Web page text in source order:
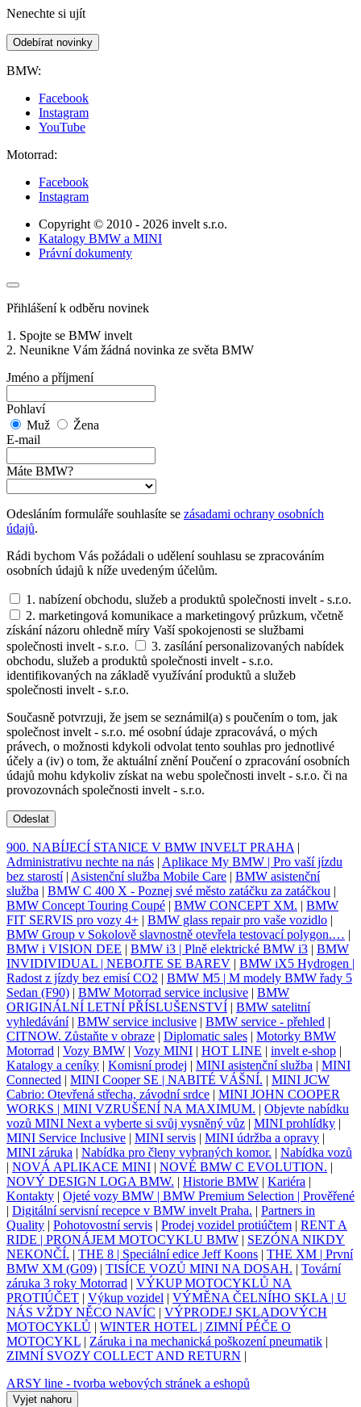
Nenechte si ujít
Odebírat novinky
BMW:
Facebook
Instagram
YouTube
Motorrad:
Facebook
Instagram
Copyright © 2010 - 2026 invelt s.r.o.
Katalogy BMW a MINI
Právní dokumenty
Přihlášení k odběru novinek
1. Spojte se BMW invelt
2. Neunikne Vám žádná novinka ze světa BMW
Jméno a příjmení
Pohlaví
Muž
Žena
E-mail
Máte BMW?
Odesláním formuláře souhlasíte se zásadami ochrany osobních
údajů.
Rádi bychom Vás požádali o udělení souhlasu se zpracováním
osobních údajů k níže uvedeným účelům.
1. nabízení obchodu, služeb a produktů společnosti invelt - s.r.o.
2. marketingová komunikace a marketingový průzkum, včetně
získání názoru ohledně míry Vaší spokojenosti se službami
společnosti invelt - s.r.o.
3. zasílání personalizovaných nabídek
obchodu, služeb a produktů společnosti invelt - s.r.o.
identifikovaných na základě využívání produktů a služeb
společnosti invelt - s.r.o.
Současně potvrzuji, že jsem se seznámil(a) s poučením o tom, jak
společnost invelt - s.r.o. mé osobní údaje zpracovává, o mých
právech, o možnosti kdykoli odvolat tento souhlas pro jednotlivé
účely a (iv) o tom, že aktuální znění Poučení o zpracování osobních
údajů mohu kdykoliv získat na webu společnosti invelt - s.r.o. či na
provozovnách společnosti invelt - s.r.o.
Odeslat
900. NABÍJECÍ STANICE V BMW INVELT PRAHA |
Administrativu nechte na nás | Aplikace My BMW | Pro vaší jízdu
bez starostí| Asistenční služba Mobile Care | BMW asistenční
služba | BMW C 400 X - Poznej své město zatáčku za zatáčkou |
BMW Concept Touring Coupé | BMW CONCEPT XM. | BMW
FIT SERVIS pro vozy 4+ | BMW glass repair pro vaše vozidlo |
BMW Group v Sokolově slavnostně otevřela testovací polygon.… |
BMW i VISION DEE | BMW i3 | Plně elektrické BMW i3 | BMW
INVIDIVIDUAL | NEBOJTE SE BAREV | BMW iX5 Hydrogen |
Radost z jízdy bez emisí CO2 | BMW M5 | M modely BMW řady 5
Sedan (F90) | BMW Motorrad service inclusive | BMW
ORIGINÁLNÍ LETNÍ PŘÍSLUŠENSTVÍ | BMW satelitní
vyhledávání| BMW service inclusive | BMW service - přehled |
CITNOW. Zůstaňte v obraze | Diplomatic sales | Motorky BMW
Motorrad | Vozy BMW | Vozy MINI | HOT LINE | invelt e-shop |
Katalogy a ceníky | Komisní prodej | MINI asistenční služba | MINI
Connected | MINI Cooper SE | NABITÉ VÁŠNÍ. | MINI JCW
Cabrio: Otevřená střecha, závodní srdce | MINI JOHN COOPER
WORKS | MINI VZRUŠENÍ NA MAXIMUM. | Objevte nabídku
vozů MINI Next a vyberte si svůj vysněný vůz | MINI prohlídky |
MINI Service Inclusive | MINI servis | MINI údržba a opravy |
MINI záruka | Nabídka pro členy vybraných komor. | Nabídka vozů
| NOVÁ APLIKACE MINI | NOVÉ BMW C EVOLUTION. |
NOVÝ DESIGN LOGA BMW. | Historie BMW | Kariéra |
Kontakty | Ojeté vozy BMW | BMW Premium Selection | Prověřené
| Digitální servisní recepce v BMW invelt Praha. | Partners in
Quality | Pohotovostní servis | Prodej vozidel protiúčtem | RENT A
RIDE | PRONÁJEM MOTOCYKLU BMW | SEZÓNA NIKDY
NEKONČÍ. | THE 8 | Speciální edice Jeff Koons | THE XM | První
BMW XM (G09) | TISÍCE VOZŮ MINI NA DOSAH. | Tovární
záruka 3 roky Motorrad | VÝKUP MOTOCYKLŮ NA
PROTIÚČET | Výkup vozidel | VÝMĚNA ČELNÍHO SKLA | U
NÁS VŽDY NĚCO NAVÍC | VÝPRODEJ SKLADOVÝCH
MOTOCYKLŮ | WINTER HOTEL | ZIMNÍ PÉČE O
MOTOCYKL | Záruka i na mechanická poškození pneumatik |
ZIMNÍ SVOZY COLLECT AND RETURN |
ARSY line - tvorba webových stránek a eshopů
Vyjet nahoru